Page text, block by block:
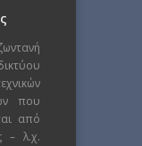
που
από
– λ.χ.